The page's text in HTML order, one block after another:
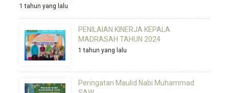
1 tahun yang lalu
PENILAIAN KINERJA KEPALA
MADRASAH TAHUN 2024
1 tahun yang lalu
Peringatan Maulid Nabi Muhammad